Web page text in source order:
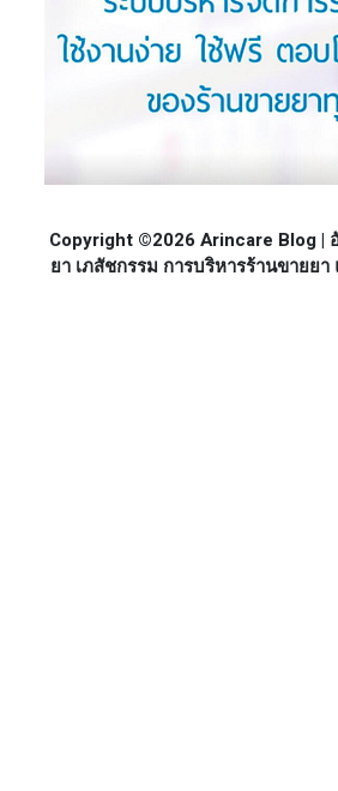
Copyright ©2026 Arincare Blog |
ยา เภสัชกรรม การบริหารร้านขายย